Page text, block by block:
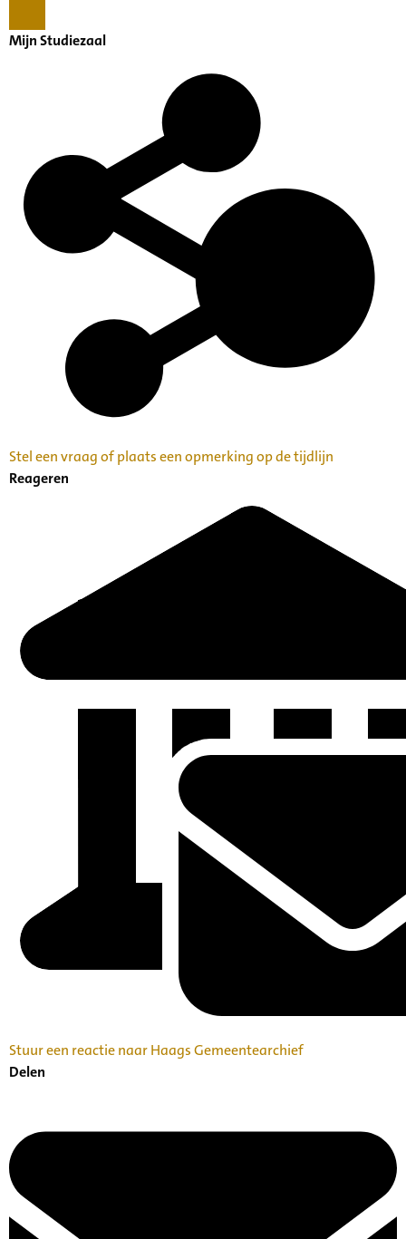
Mijn Studiezaal
Stel een vraag of plaats een opmerking op de tijdlijn
Reageren
Stuur een reactie naar Haags Gemeentearchief
Delen